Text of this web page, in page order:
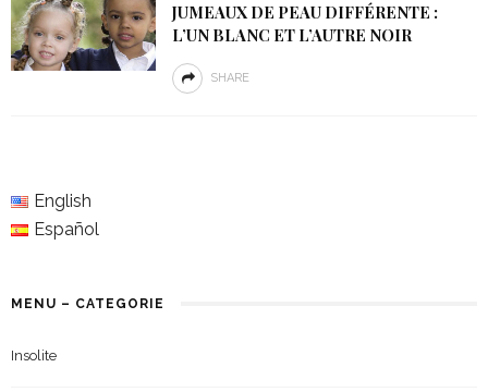
JUMEAUX DE PEAU DIFFÉRENTE :
L’UN BLANC ET L’AUTRE NOIR
SHARE
English
Español
MENU – CATEGORIE
Insolite